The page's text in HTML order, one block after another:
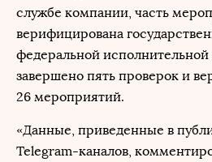
службе компании, часть
верифицирована
федеральной исполнительной
завершено пять проверок и
26 мероприятий.
«Данные, приведенные в
Telegram-каналов,